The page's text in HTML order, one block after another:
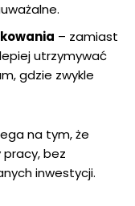
– zamiast
utrzymywać
gdzie zwykle
na tym, że
pracy, bez
inwestycji.